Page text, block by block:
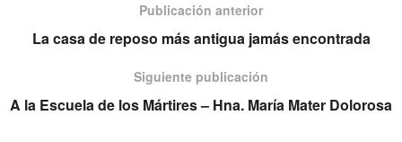
Publicación anterior
La casa de reposo más antigua jamás encontrada
Siguiente publicación
A la Escuela de los Mártires – Hna. María Mater Dolorosa